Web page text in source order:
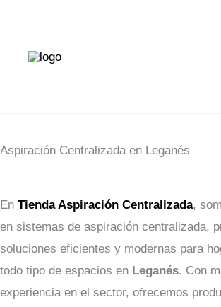
contenido
Aspiración Centralizada en Leganés
En Tienda Aspiración Centralizada,
en sistemas de aspiración centralizada,
soluciones eficientes y modernas para
todo tipo de espacios en Leganés. Con
experiencia en el sector, ofrecemos